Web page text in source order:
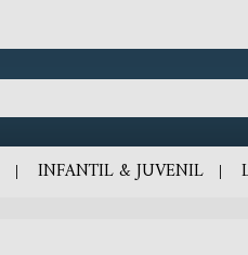
INFANTIL & JUVENIL